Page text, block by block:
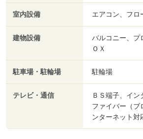
室内設備 エアコン、フロ
建物設備
バルコニー、プ
ＯＸ
駐車場・駐輪場 駐輪場
テレビ・通信
ＢＳ端子、イ
ファイバー（ブ
ンターネット対